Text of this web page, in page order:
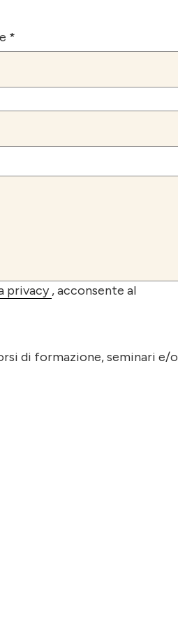
*
privacy, acconsente al
di formazione, seminari e/o